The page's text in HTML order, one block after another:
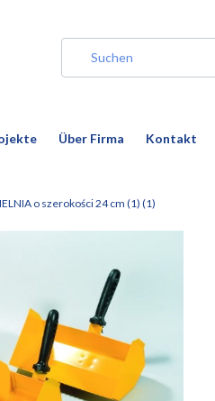
Über Firma Kontakt
o szerokości 24 cm (1) (1)